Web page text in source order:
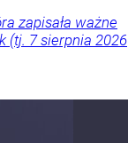
zapisała ważne
(tj. 7 sierpnia 2026